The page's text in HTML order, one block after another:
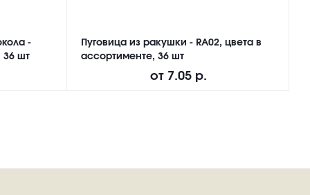
-
36 шт
Пуговица из ракушки - RA02, цвета в
ассортименте, 36 шт
от 7.05 р.